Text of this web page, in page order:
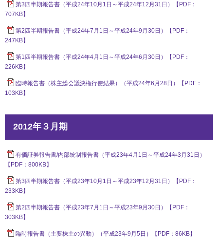
第3四半期報告書（平成24年10月1日～平成24年12月31日）【PDF：
707KB】
第2四半期報告書（平成24年7月1日～平成24年9月30日）【PDF：
247KB】
第1四半期報告書（平成24年4月1日～平成24年6月30日）【PDF：
226KB】
臨時報告書（株主総会議決権行使結果）（平成24年6月28日）【PDF：
103KB】
2012年３月期
有価証券報告書/内部統制報告書（平成23年4月1日～平成24年3月31日）
【PDF：800KB】
第3四半期報告書（平成23年10月1日～平成23年12月31日）【PDF：
233KB】
第2四半期報告書（平成23年7月1日～平成23年9月30日）【PDF：
303KB】
臨時報告書（主要株主の異動）（平成23年9月5日）【PDF：86KB】